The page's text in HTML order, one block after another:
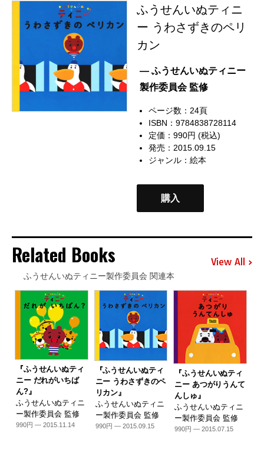
ふうせんいぬティニ
ー うわさずきのペリ
カン
— ふうせんいぬティニー
製作委員会 監修
ページ数：24頁
ISBN：9784838728114
定価：990円 (税込)
発売：2015.09.15
ジャンル：絵本
購入
Related Books
ふうせんいぬティニー製作委員会 関連本
View All
『ふうせんいぬティ
ニー だれがいちば
ん?』
ふうせんいぬティニ
ー製作委員会 監修
990円 — 2015.11.14
『ふうせんいぬティ
ニー うわさずきのペ
リカン』
ふうせんいぬティニ
ー製作委員会 監修
990円 — 2015.09.15
『ふうせんいぬティ
ニー あつがりうんて
んしゅ』
ふうせんいぬティニ
ー製作委員会 監修
990円 — 2015.07.15